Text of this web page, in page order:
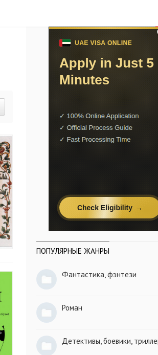
ПОПУЛЯРНЫЕ ЖАНРЫ
Фантастика, фэнтези
Роман
Детективы, боевики,